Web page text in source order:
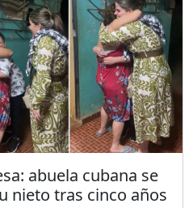
abuela cubana se
nieto tras cinco años